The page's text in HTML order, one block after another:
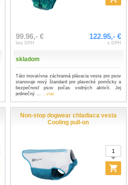
99.96,- €
bez DPH
122.95,- €
s DPH
skladom
Táto inovatívna záchranná plávacia vesta pre psov
stanovuje nový štandard pre plavecké pomôcky a
bezpečnosť psov počas vodných aktivít. Jej
jedinečný ... ...viac
Non-stop dogwear chladiaca vesta
Cooling pull-on